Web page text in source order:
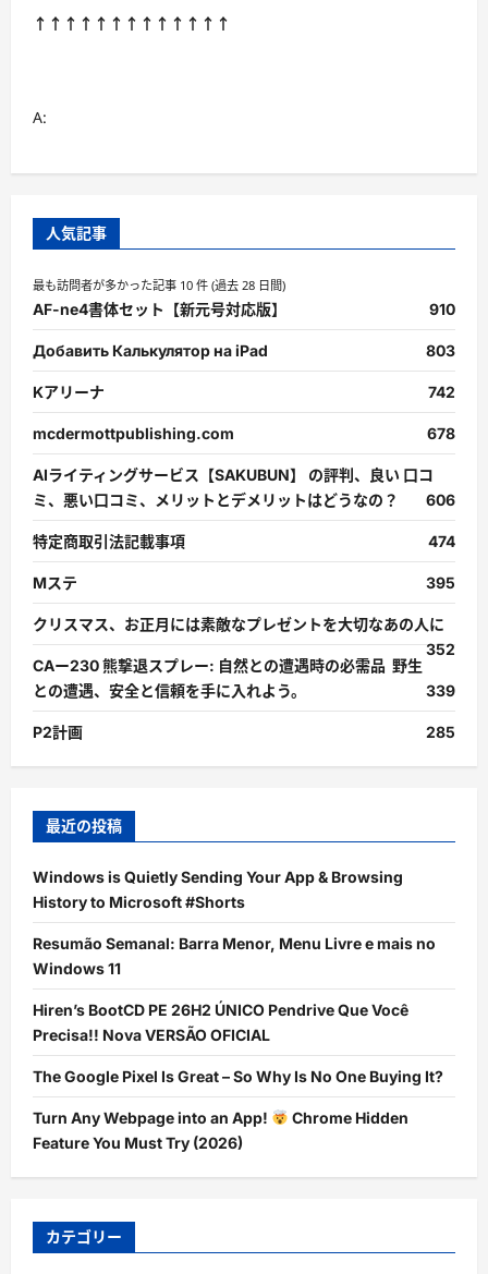
↑↑↑↑↑↑↑↑↑↑↑↑↑
A:
人気記事
最も訪問者が多かった記事 10 件 (過去 28 日間)
AF-ne4書体セット【新元号対応版】 910
Добавить Калькулятор на iPad 803
Kアリーナ 742
mcdermottpublishing.com 678
AIライティングサービス【SAKUBUN】 の評判、良い 口コ
ミ、悪い口コミ、メリットとデメリットはどうなの？
606
特定商取引法記載事項 474
Mステ 395
クリスマス、お正月には素敵なプレゼントを大切なあの人に
352
CAー230 熊撃退スプレー: 自然との遭遇時の必需品 野生
との遭遇、安全と信頼を手に入れよう。
339
P2計画 285
最近の投稿
Windows is Quietly Sending Your App & Browsing
History to Microsoft #Shorts
Resumão Semanal: Barra Menor, Menu Livre e mais no
Windows 11
Hiren’s BootCD PE 26H2 ÚNICO Pendrive Que Você
Precisa!! Nova VERSÃO OFICIAL
The Google Pixel Is Great – So Why Is No One Buying It?
Turn Any Webpage into an App!
Chrome Hidden
Feature You Must Try (2026)
カテゴリー